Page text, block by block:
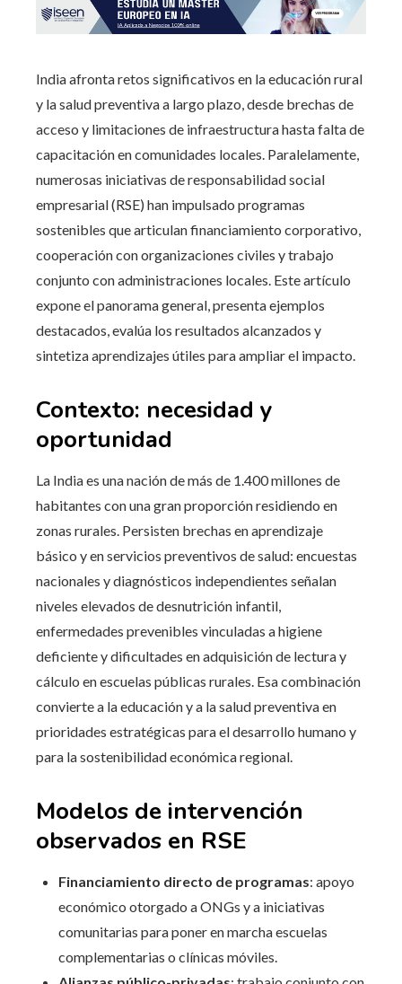
India afronta retos significativos en la educación rural
y la salud preventiva a largo plazo, desde brechas de
acceso y limitaciones de infraestructura hasta falta de
capacitación en comunidades locales. Paralelamente,
numerosas iniciativas de responsabilidad social
empresarial (RSE) han impulsado programas
sostenibles que articulan financiamiento corporativo,
cooperación con organizaciones civiles y trabajo
conjunto con administraciones locales. Este artículo
expone el panorama general, presenta ejemplos
destacados, evalúa los resultados alcanzados y
sintetiza aprendizajes útiles para ampliar el impacto.
Contexto: necesidad y
oportunidad
La India es una nación de más de 1.400 millones de
habitantes con una gran proporción residiendo en
zonas rurales. Persisten brechas en aprendizaje
básico y en servicios preventivos de salud: encuestas
nacionales y diagnósticos independientes señalan
niveles elevados de desnutrición infantil,
enfermedades prevenibles vinculadas a higiene
deficiente y dificultades en adquisición de lectura y
cálculo en escuelas públicas rurales. Esa combinación
convierte a la educación y a la salud preventiva en
prioridades estratégicas para el desarrollo humano y
para la sostenibilidad económica regional.
Modelos de intervención
observados en RSE
Financiamiento directo de programas: apoyo
económico otorgado a ONGs y a iniciativas
comunitarias para poner en marcha escuelas
complementarias o clínicas móviles.